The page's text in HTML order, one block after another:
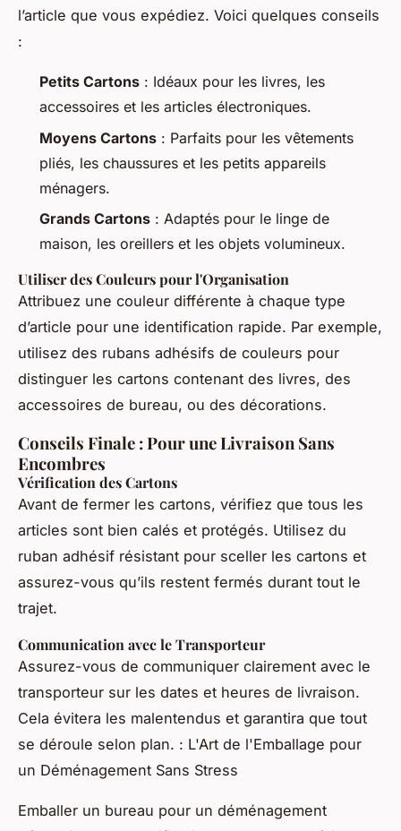
l’article que vous expédiez. Voici quelques conseils
:
Petits Cartons : Idéaux pour les livres, les
accessoires et les articles électroniques.
Moyens Cartons : Parfaits pour les vêtements
pliés, les chaussures et les petits appareils
ménagers.
Grands Cartons : Adaptés pour le linge de
maison, les oreillers et les objets volumineux.
Utiliser des Couleurs pour l'Organisation
Attribuez une couleur différente à chaque type
d’article pour une identification rapide. Par exemple,
utilisez des rubans adhésifs de couleurs pour
distinguer les cartons contenant des livres, des
accessoires de bureau, ou des décorations.
Conseils Finale : Pour une Livraison Sans
Encombres
Vérification des Cartons
Avant de fermer les cartons, vérifiez que tous les
articles sont bien calés et protégés. Utilisez du
ruban adhésif résistant pour sceller les cartons et
assurez-vous qu’ils restent fermés durant tout le
trajet.
Communication avec le Transporteur
Assurez-vous de communiquer clairement avec le
transporteur sur les dates et heures de livraison.
Cela évitera les malentendus et garantira que tout
se déroule selon plan. : L'Art de l'Emballage pour
un Déménagement Sans Stress
Emballer un bureau pour un déménagement